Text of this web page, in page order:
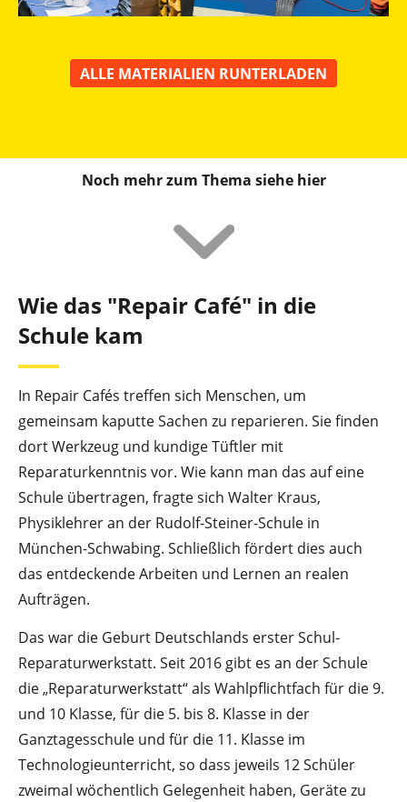
ALLE MATERIALIEN RUNTERLADEN
Noch mehr zum Thema siehe hier
Wie das "Repair Café" in die
Schule kam
In Repair Cafés treffen sich Menschen, um
gemeinsam kaputte Sachen zu reparieren. Sie finden
dort Werkzeug und kundige Tüftler mit
Reparaturkenntnis vor. Wie kann man das auf eine
Schule übertragen, fragte sich Walter Kraus,
Physiklehrer an der Rudolf-Steiner-Schule in
München-Schwabing. Schließlich fördert dies auch
das entdeckende Arbeiten und Lernen an realen
Aufträgen.
Das war die Geburt Deutschlands erster Schul-
Reparaturwerkstatt. Seit 2016 gibt es an der Schule
die „Reparaturwerkstatt“ als Wahlpflichtfach für die 9.
und 10 Klasse, für die 5. bis 8. Klasse in der
Ganztagesschule und für die 11. Klasse im
Technologieunterricht, so dass jeweils 12 Schüler
zweimal wöchentlich Gelegenheit haben, Geräte zu